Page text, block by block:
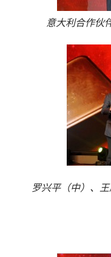
意大利合作伙
罗兴平（中）、